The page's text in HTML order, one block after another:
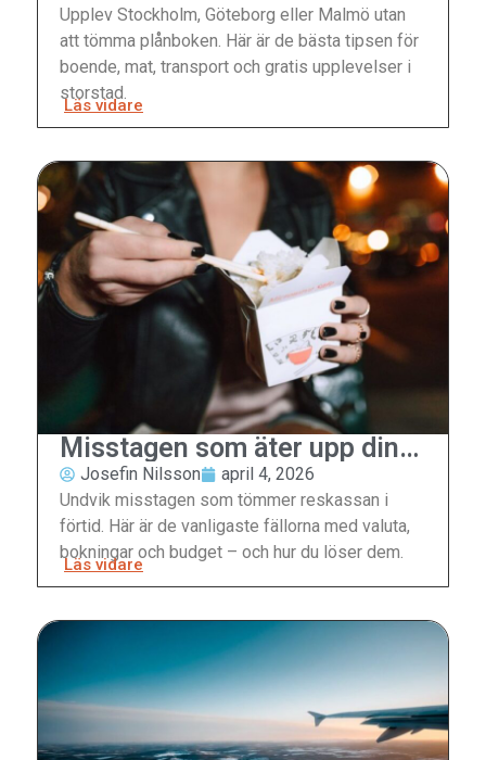
Upplev Stockholm, Göteborg eller Malmö utan
att tömma plånboken. Här är de bästa tipsen för
boende, mat, transport och gratis upplevelser i
storstad.
Läs vidare
Misstagen som äter upp din
reskassa
Josefin Nilsson
april 4, 2026
Undvik misstagen som tömmer reskassan i
förtid. Här är de vanligaste fällorna med valuta,
bokningar och budget – och hur du löser dem.
Läs vidare